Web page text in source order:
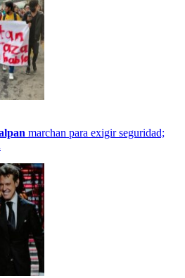
marchan para exigir seguridad;